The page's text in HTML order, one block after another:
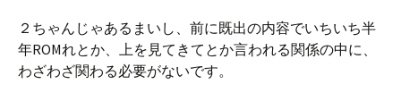
２ちゃんじゃあるまいし、前に既出の内容でいちいち半
年ROMれとか、上を見てきてとか言われる関係の中に、
わざわざ関わる必要がないです。